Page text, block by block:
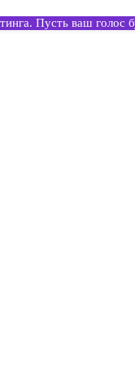
Пусть ваш голос